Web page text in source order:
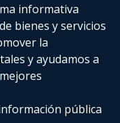
informativa
bienes y servicios
la
y ayudamos a
pública